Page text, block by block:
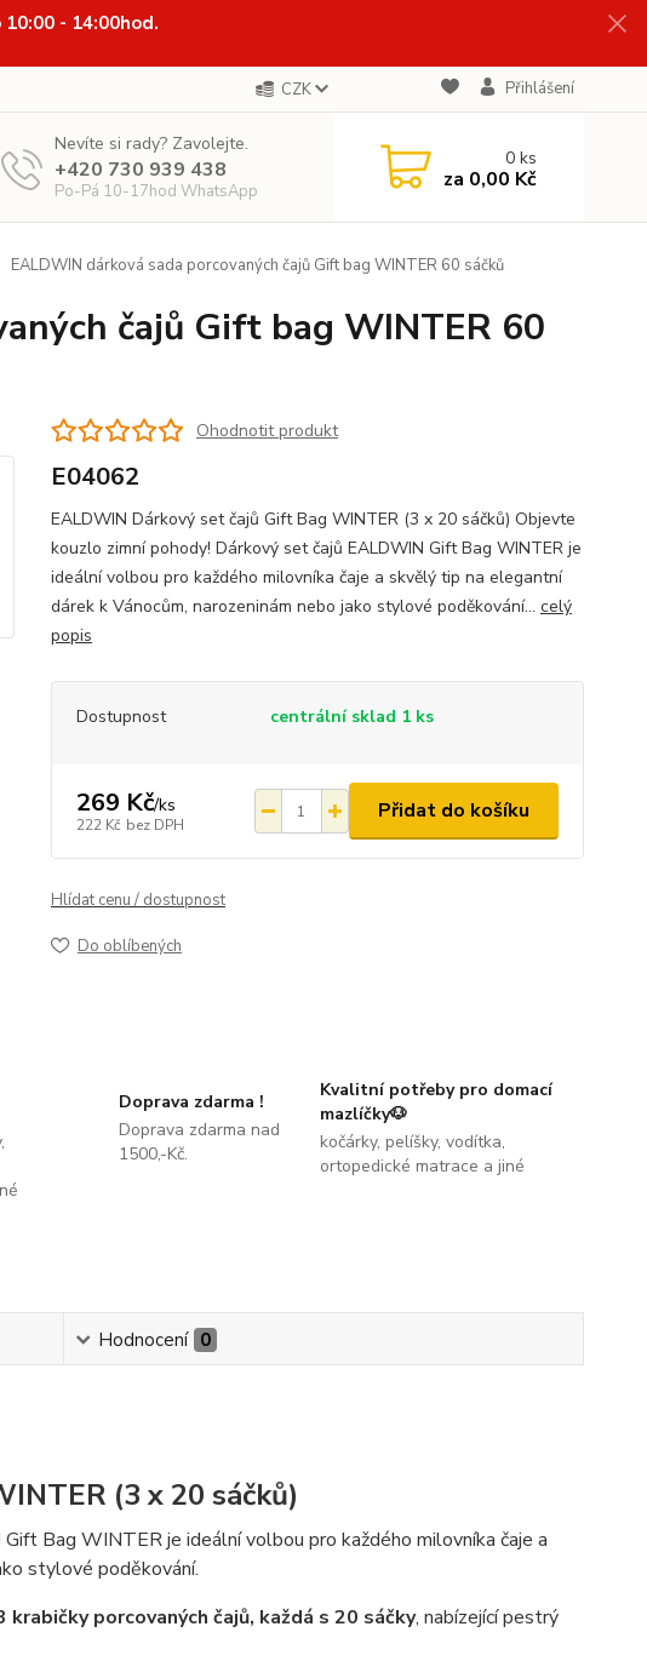
- 14:00hod.
CZK Přihlášení
Nevíte si rady? Zavolejte.
+420 730 939 438
Po-Pá 10-17hod WhatsApp
0ks
za 0,00 Kč
EALDWIN dárková sada porcovaných čajů Gift bag WINTER 60 sáčků
čajů Gift bag WINTER 60
Ohodnotit produkt
E04062
EALDWIN Dárkový set čajů Gift Bag WINTER (3 x 20 sáčků) Objevte
kouzlo zimní pohody! Dárkový set čajů EALDWIN Gift Bag WINTER je
ideální volbou pro každého milovníka čaje a skvělý tip na elegantní
dárek k Vánocům, narozeninám nebo jako stylové poděkování... celý
popis
Dostupnost centrální sklad 1 ks
269 Kč/ks
222 Kč bez DPH
Přidat do košíku
Hlídat cenu / dostupnost
Do oblíbených
Doprava zdarma !
Doprava zdarma nad
1500,-Kč.
Kvalitní potřeby pro domací
mazlíčky🐶
kočárky, pelíšky, vodítka,
ortopedické matrace a jiné
Hodnocení 0
(3 x 20 sáčků)
Bag WINTER je ideální volbou pro každého milovníka čaje a
stylové poděkování.
krabičky porcovaných čajů, každá s 20 sáčky, nabízející pestrý